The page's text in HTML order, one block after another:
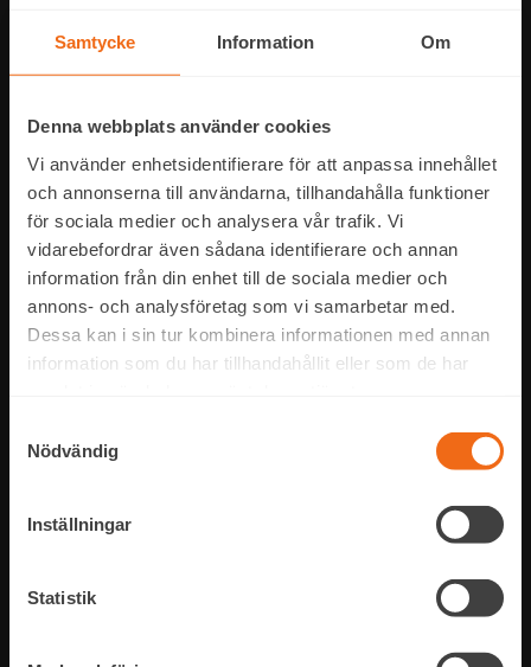
Samtycke Information Om
Denna webbplats använder cookies
Vi använder enhetsidentifierare för att anpassa innehållet
och annonserna till användarna, tillhandahålla funktioner
för sociala medier och analysera vår trafik. Vi
vidarebefordrar även sådana identifierare och annan
information från din enhet till de sociala medier och
annons- och analysföretag som vi samarbetar med.
Dessa kan i sin tur kombinera informationen med annan
information som du har tillhandahållit eller som de har
Nödvändig
Inställningar
Statistik
FootActive Danmark
FootActive Finland
FootActive Norge